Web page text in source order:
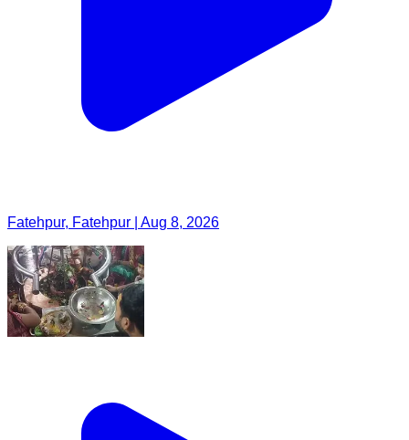
Fatehpur, Fatehpur | Aug 8, 2026